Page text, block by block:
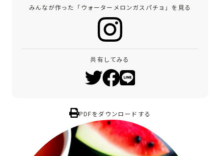
みんなが作った「ウォーターメロンガスパチョ」を見る
共有してみる
PDFをダウンロードする